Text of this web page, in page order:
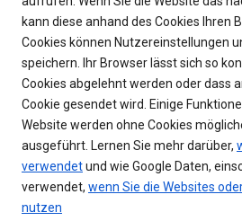
kann diese anhand des Cookies Ihren
Cookies können Nutzereinstellungen
speichern. Ihr Browser lässt sich so
Cookies abgelehnt werden oder dass
Cookie gesendet wird. Einige
Website werden ohne Cookies
ausgeführt. Lernen Sie mehr darüber,
verwendetund wie Google Daten,
verwendet, wenn Sie die Websites
nutzen